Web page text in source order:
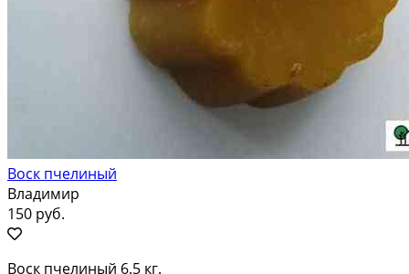
Воск пчелиный
Владимир
150 руб.
Воск пчелиный 6.5 кг.